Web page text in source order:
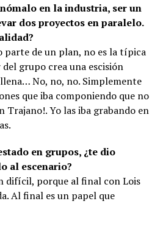
en la industria, ser un
dos proyectos en paralelo.
parte de un plan, no es la típica
grupo crea una escisión
No, no, no. Simplemente
que iba componiendo que no
Trajano!. Yo las iba grabando en
en grupos, ¿te dio
al escenario?
difícil, porque al final con Lois
Al final es un papel que